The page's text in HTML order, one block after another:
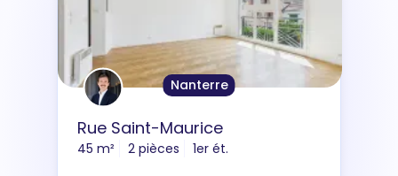
Nanterre
Rue Saint-Maurice
45 m² 2 pièces 1er ét.